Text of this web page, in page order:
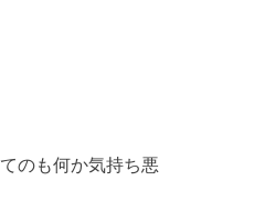
のも何か気持ち悪